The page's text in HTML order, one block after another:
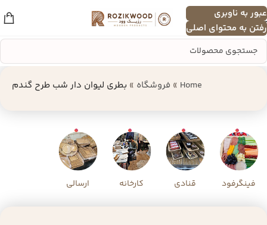
عبور به ناوبری
رفتن به محتوای اصلی
منو
Home
» فروشگاه » بطری لیوان دار شب طرح گندم
فینگرفود قنادی کارخانه ارسالی